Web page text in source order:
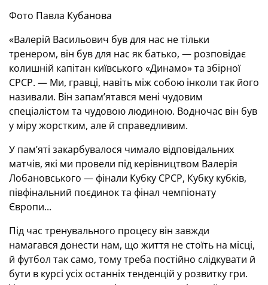
Фото Павла Кубанова
«Валерій Васильович був для нас не тільки
тренером, він був для нас як батько, — розповідає
колишній капітан київського «Динамо» та збірної
СРСР. — Ми, гравці, навіть між собою інколи так його
називали. Він запам’ятався мені чудовим
спеціалістом та чудовою людиною. Водночас він був
у міру жорстким, але й справедливим.
У пам’яті закарбувалося чимало відповідальних
матчів, які ми провели під керівництвом Валерія
Лобановського — фінали Кубку СРСР, Кубку кубків,
півфінальний поєдинок та фінал чемпіонату
Європи...
Під час тренувального процесу він завжди
намагався донести нам, що життя не стоїть на місці,
й футбол так само, тому треба постійно слідкувати й
бути в курсі усіх останніх тенденцій у розвитку гри.